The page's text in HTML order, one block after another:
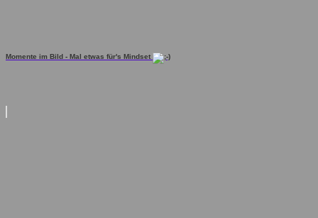
Momente im Bild - Mal etwas für's Mindset